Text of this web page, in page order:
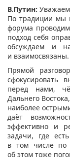
В.Путин:
По традиции мы
форума проводим
подход себя
обсуждаем и
и взаимосвязаны.
Прямой
сфокусировать
перед нами,
Дальнего
наиболее
даёт
эффективно и
задачи, где
в том числе по
об этом тоже